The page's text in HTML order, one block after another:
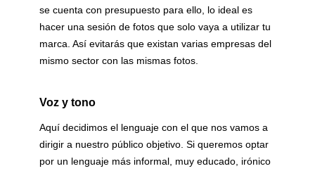
se cuenta con presupuesto para ello, lo ideal es
hacer una sesión de fotos que solo vaya a utilizar tu
marca. Así evitarás que existan varias empresas del
mismo sector con las mismas fotos.
Voz y tono
Aquí decidimos el lenguaje con el que nos vamos a
dirigir a nuestro público objetivo. Si queremos optar
por un lenguaje más informal, muy educado, irónico